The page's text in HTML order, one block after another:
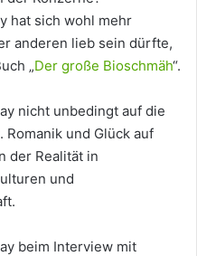
hat sich wohl mehr
anderen lieb sein dürfte,
„Der große Bioschmäh“.
nicht unbedingt auf die
und Glück auf
der Realität in
und
beim Interview mit